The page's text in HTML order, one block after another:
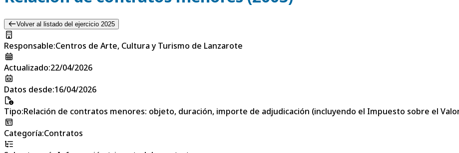
Volver al listado del ejercicio 2025
Responsable:Centros de Arte, Cultura y Turismo de Lanzarote
Actualizado:22/04/2026
Datos desde:16/04/2026
Tipo:Relación de contratos menores: objeto, duración, importe de adjudicación (incluyendo el Impuesto sobre el
Categoría:Contratos